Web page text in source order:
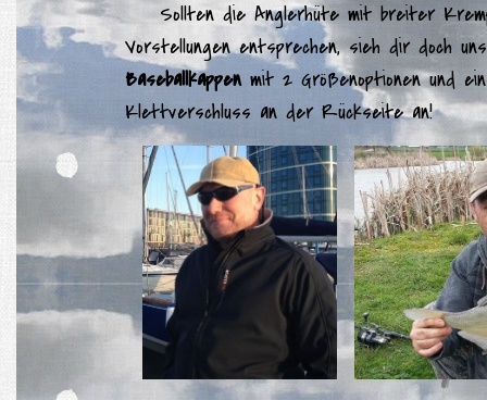
Sollten die Anglerhüte mit breiter
Vorstellungen entsprechen, sieh dir doch
Baseballkappenmit 2 Größenoptionen und
Klettverschluss an der Rückseite an!